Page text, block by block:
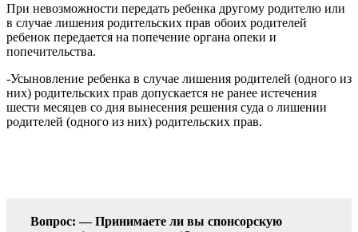
При невозможности передать ребенка другому родителю или
в случае лишения родительских прав обоих родителей
ребенок передается на попечение органа опеки и
попечительства.
-Усыновление ребенка в случае лишения родителей (одного из
них) родительских прав допускается не ранее истечения
шести месяцев со дня вынесения решения суда о лишении
родителей (одного из них) родительских прав.
Вопрос: — Принимаете ли вы спонсорскую